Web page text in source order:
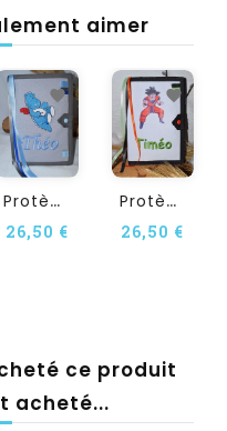
aimer
P
Rotège Carnet De Santé...
26,50 €
P
Rotège Carnet De Santé...
26,50 €
ce produit
acheté...